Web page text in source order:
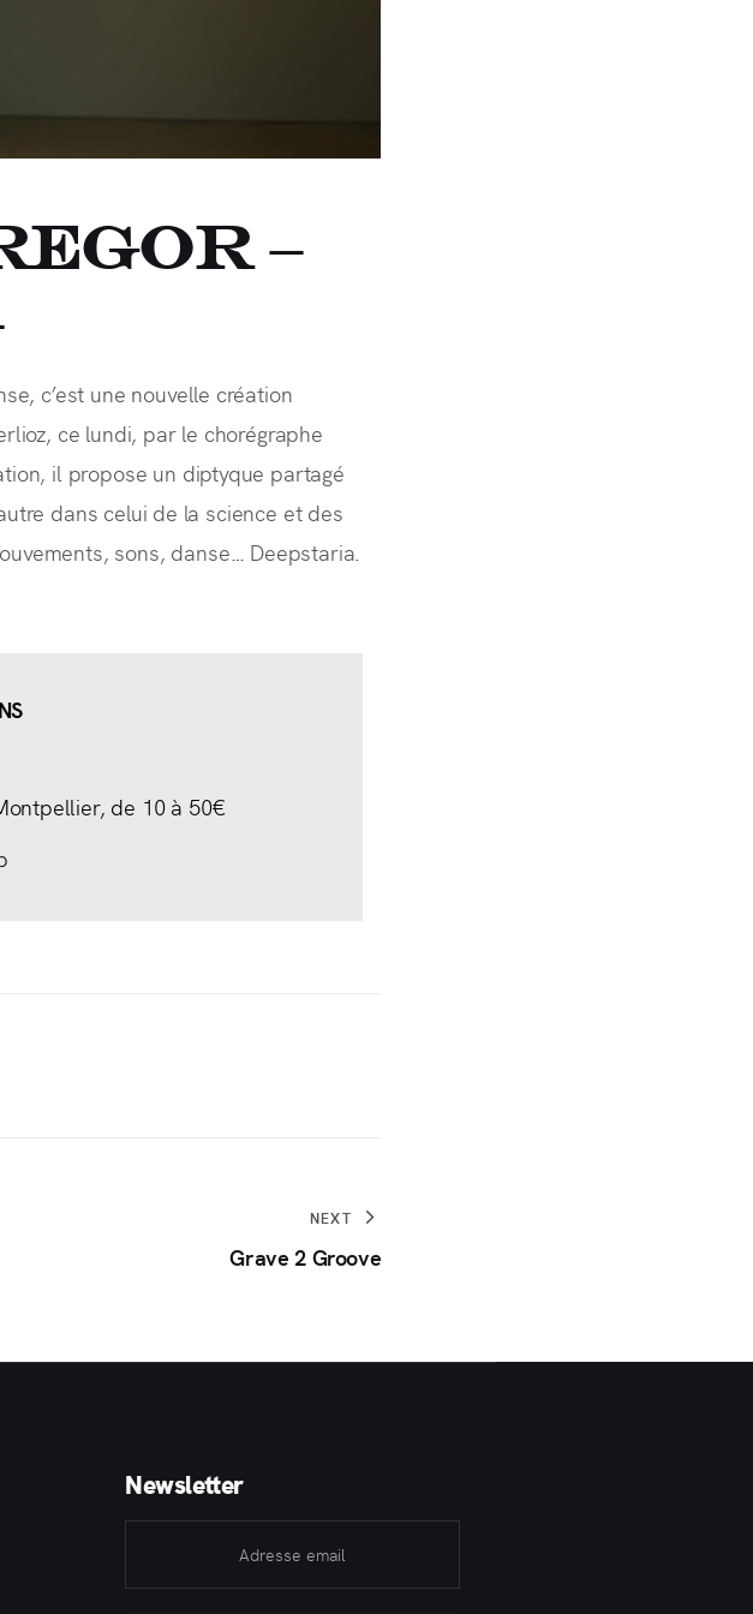
–
c’est une nouvelle création
ce lundi, par le chorégraphe
il propose un diptyque partagé
dans celui de la science et des
sons, danse… Deepstaria.
de 10 à 50€
NEXT
Grave 2 Groove
Newsletter